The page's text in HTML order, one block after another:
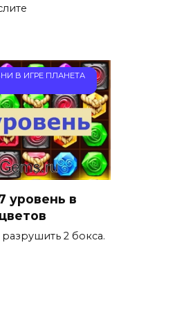
В ИГРЕ ПЛАНЕТА
уровень в
2 бокса.